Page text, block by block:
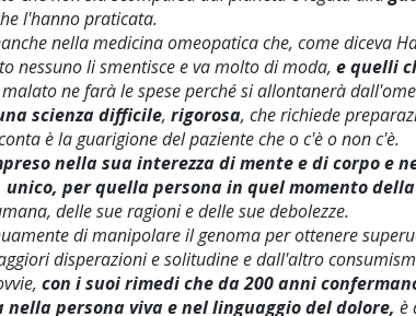
l'hanno praticata.
nella medicina omeopatica che, come diceva
nessuno li smentisce e va molto di moda, e quelli
ne farà le spese perché si allontanerà
scienza difficile, rigorosa, che richiede
è la guarigione del paziente che o c'è o non c'è.
nella sua interezza di mente e di corpo
per quella persona in quel momento
delle sue ragioni e delle sue debolezze.
di manipolare il genoma per ottenere
disperazioni e solitudine e dall'altro
con i suoi rimedi che da 200 anni
persona viva e nel linguaggio del dolore, è